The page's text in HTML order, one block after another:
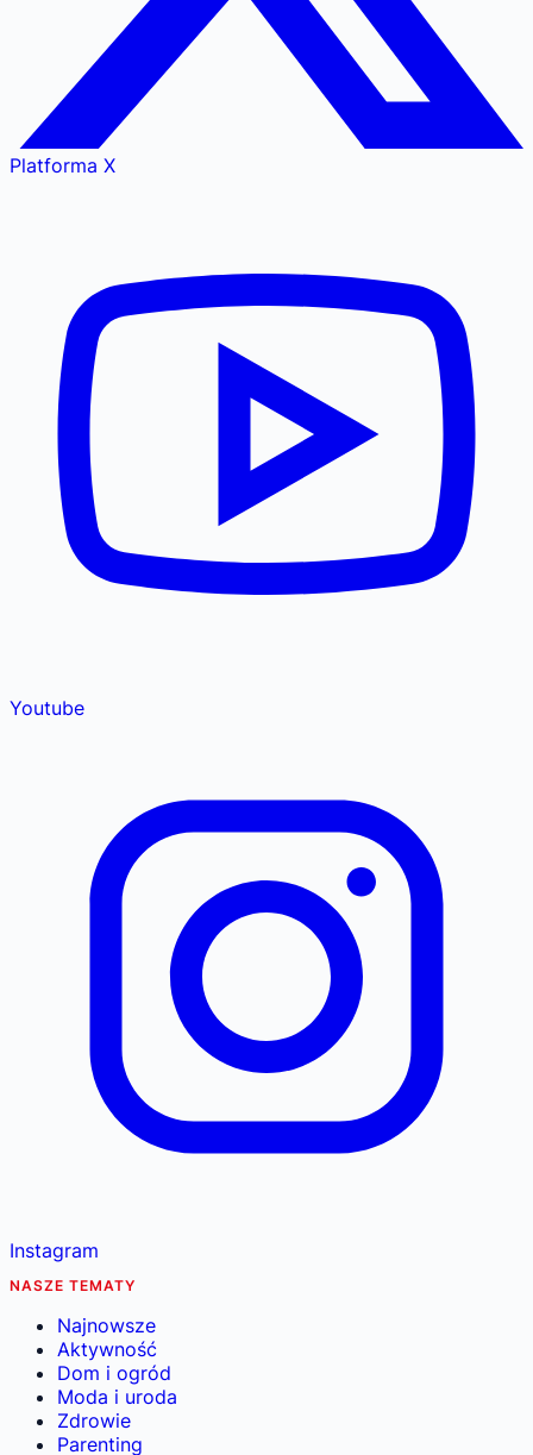
Platforma X
Youtube
Instagram
NASZE TEMATY
Najnowsze
Aktywność
Dom i ogród
Moda i uroda
Zdrowie
Parenting